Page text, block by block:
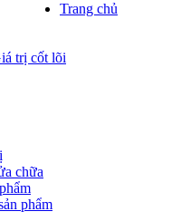
Trang chủ
trị cốt lõi
chữa
phẩm